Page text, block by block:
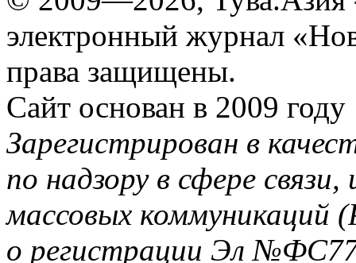
электронный журнал
права защищены.
Сайт основан в 2009 году
Зарегистрирован в
по надзору в сфере
массовых коммуникаций
о регистрации Эл